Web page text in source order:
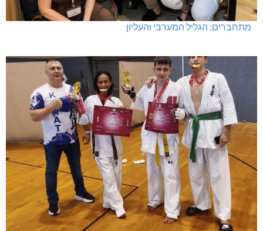
מתחברים: הגליל המערבי והעליון